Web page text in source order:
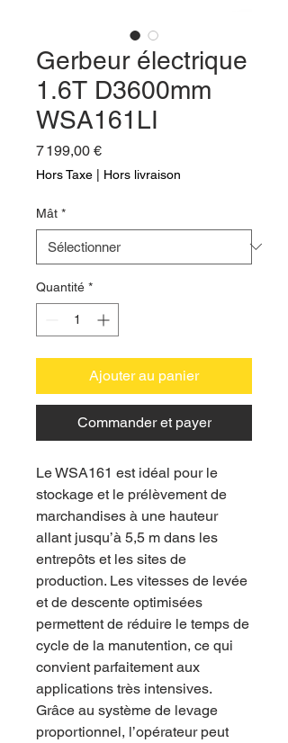
Gerbeur électrique
1.6T D3600mm
WSA161LI
7 199,00 €Prix
Hors Taxe | Hors livraison
Mât *
Quantité *
Ajouter au panier
Commander et payer
Le WSA161 est idéal pour le
stockage et le prélèvement de
marchandises à une hauteur
allant jusqu’à 5,5 m dans les
entrepôts et les sites de
production. Les vitesses de levée
et de descente optimisées
permettent de réduire le temps de
cycle de la manutention, ce qui
convient parfaitement aux
applications très intensives.
Grâce au système de levage
proportionnel, l’opérateur peut